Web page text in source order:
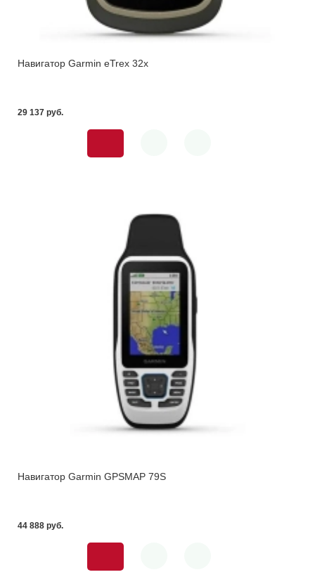
Навигатор Garmin eTrex 32х
29 137 pуб.
Навигатор Garmin GPSMAP 79S
44 888 pуб.